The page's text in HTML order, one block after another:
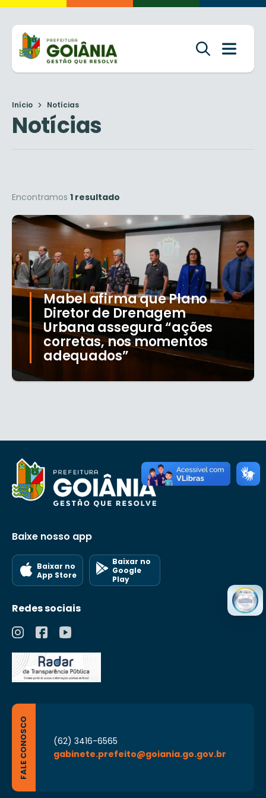
Início Notícias
Notícias
Encontramos 1 resultado
Mabel afirma que Plano
Diretor de Drenagem
Urbana assegura “ações
corretas, nos momentos
adequados”
Baixe nosso app
Baixar no
App Store
Baixar no
Google
Play
Redes sociais
FALE CONOSCO
(62) 3416-6565
gabinete.prefeito@goiania.go.gov.br